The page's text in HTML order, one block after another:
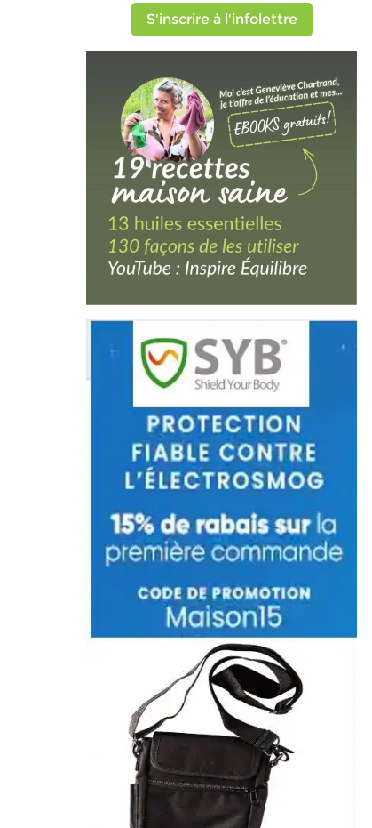
S'inscrire à l'infolettre